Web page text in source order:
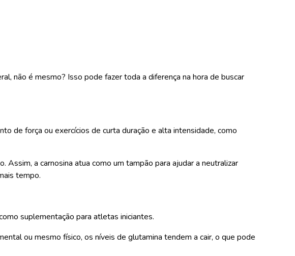
não é mesmo? Isso pode fazer toda a diferença na hora de buscar
de força ou exercícios de curta duração e alta intensidade, como
a carnosina atua como um tampão para ajudar a neutralizar
tempo.
suplementação para atletas iniciantes.
ou mesmo físico, os níveis de glutamina tendem a cair, o que pode